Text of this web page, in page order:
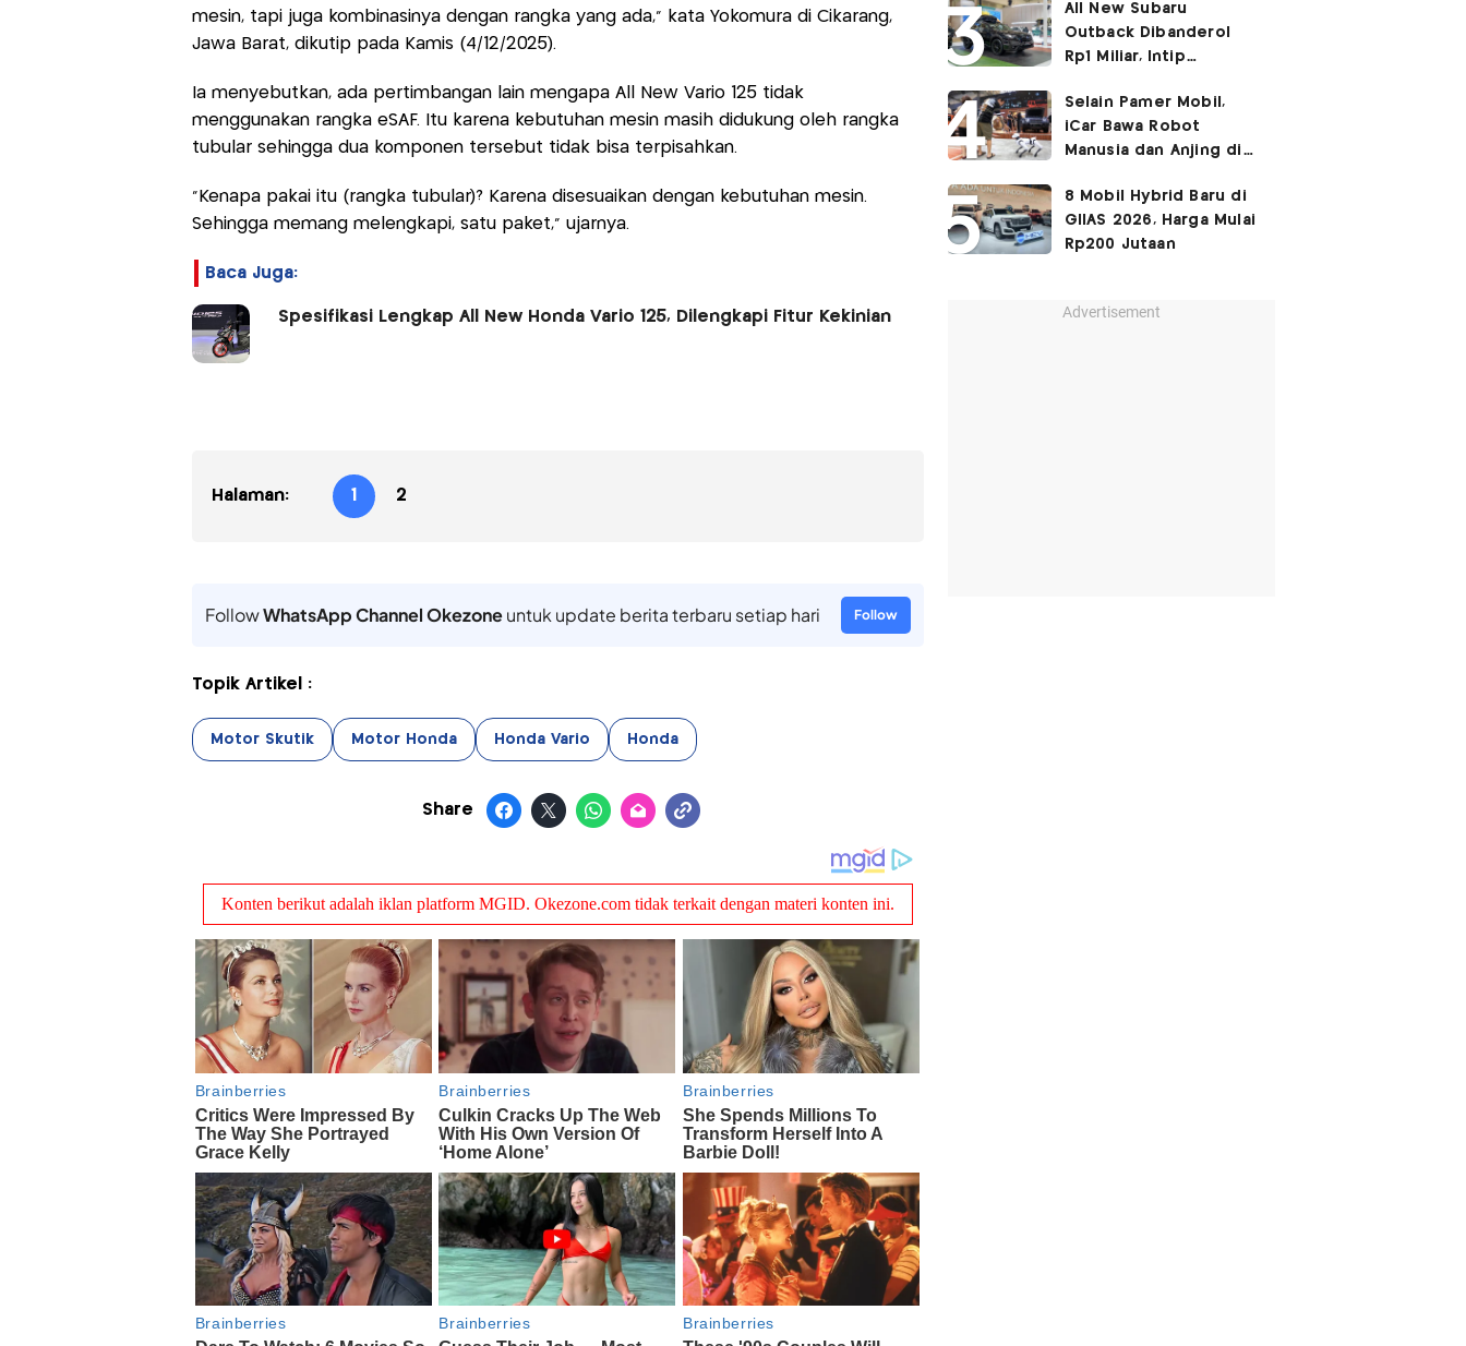
mesin, tapi juga kombinasinya dengan rangka yang ada," kata Yokomura di Cikarang,
Jawa Barat, dikutip pada Kamis (4/12/2025).
Ia menyebutkan, ada pertimbangan lain mengapa All New Vario 125 tidak
menggunakan rangka eSAF. Itu karena kebutuhan mesin masih didukung oleh rangka
tubular sehingga dua komponen tersebut tidak bisa terpisahkan.
"Kenapa pakai itu (rangka tubular)? Karena disesuaikan dengan kebutuhan mesin.
Sehingga memang melengkapi, satu paket," ujarnya.
Baca Juga:
Spesifikasi Lengkap All New Honda Vario 125, Dilengkapi Fitur Kekinian
Halaman: 1 2
FollowWhatsApp Channel Okezoneuntuk update berita terbaru setiap hari Follow
Topik Artikel :
Motor Skutik Motor Honda Honda Vario Honda
Share
All New Subaru
Outback Dibanderol
Rp1 Miliar, Intip
Selain Pamer Mobil,
iCar Bawa Robot
Manusia dan Anjing di
8 Mobil Hybrid Baru di
GIIAS 2026, Harga Mulai
Rp200 Jutaan
Advertisement